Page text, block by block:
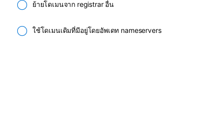
ย้ายโดเมนจาก registrar อื่น
ใช้โดเมนเดิมที่มีอยู่โดยอัพเดท nameservers